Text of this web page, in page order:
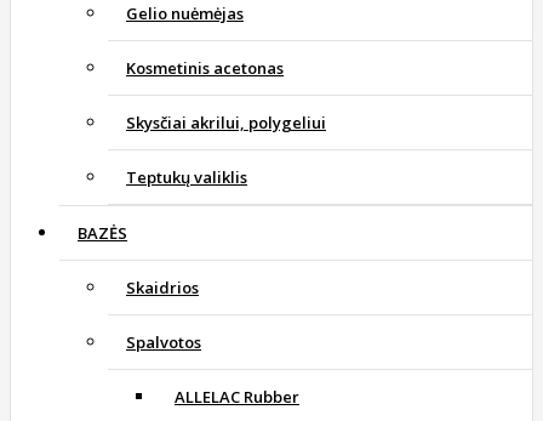
Gelio nuėmėjas
Kosmetinis acetonas
Skysčiai akrilui, polygeliui
Teptukų valiklis
BAZĖS
Skaidrios
Spalvotos
ALLELAC Rubber